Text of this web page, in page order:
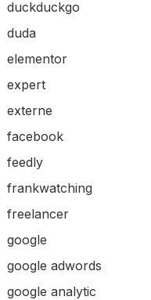
duckduckgo
duda
elementor
expert
externe
facebook
feedly
frankwatching
freelancer
google
google adwords
google analytic